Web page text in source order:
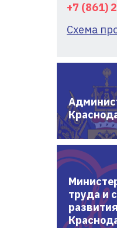
+7 (861)
Схема
труда и
развития